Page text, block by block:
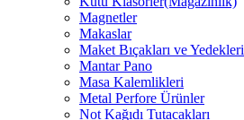
Magnetler
Makaslar
Maket Bıçakları ve Yedekleri
Mantar Pano
Masa Kalemlikleri
Metal Perfore Ürünler
Not Kağıdı Tutacakları